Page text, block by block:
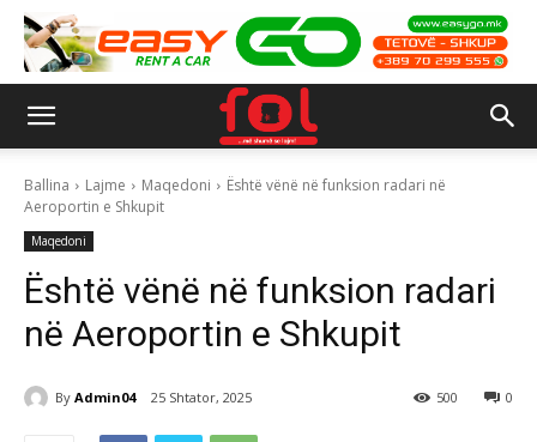
Ballina Lajme Maqedoni
Është vënë në funksion radari në
Aeroportin e Shkupit
Maqedoni
Është vënë në funksion radari
në Aeroportin e Shkupit
By Admin04 25 Shtator, 2025 0
500